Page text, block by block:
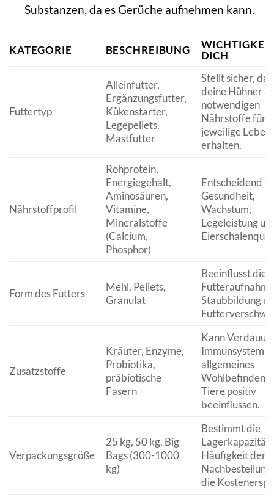
Substanzen, da es Gerüche aufnehmen kann.
KATEGORIE BESCHREIBUNG
DICH
Futtertyp
Alleinfutter,
Ergänzungsfutter,
Kükenstarter,
Legepellets,
Mastfutter
Stellt sicher,
deine Hühner
notwendigen
Nährstoffe für
jeweilige
erhalten.
Nährstoffprofil
Rohprotein,
Energiegehalt,
Aminosäuren,
Vitamine,
Mineralstoffe
(Calcium,
Phosphor)
Entscheidend
Gesundheit,
Wachstum,
Legeleistung
Form des Futters
Mehl, Pellets,
Granulat
Beeinflusst die
Staubbildung
Zusatzstoffe
Kräuter, Enzyme,
Probiotika,
präbiotische
Fasern
Kann
Immunsystem
allgemeines
Wohlbefinden
Tiere positiv
beeinflussen.
Verpackungsgröße
25 kg, 50 kg, Big
Bags (300-1000
kg)
Bestimmt die
Lagerkapazität,
Häufigkeit der
Nachbestellung
die